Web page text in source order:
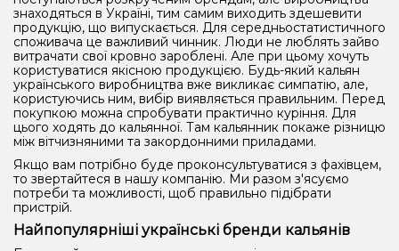
знаходяться в Україні, тим самим виходить здешевити
продукцію, що випускається. Для середньостатистичного
споживача це важливий чинник. Люди не люблять зайво
витрачати свої кровно зароблені. Але при цьому хочуть
користуватися якісною продукцією. Будь-який кальян
українського виробництва вже викликає симпатію, але,
користуючись ним, вибір виявляється правильним. Перед
покупкою можна спробувати практично куріння. Для
цього ходять до кальянної. Там кальянник покаже різницю
між вітчизняними та закордонними приладами.
Якщо вам потрібно буде проконсультуватися з фахівцем,
то звертайтеся в нашу компанію. Ми разом з'ясуємо
потреби та можливості, щоб правильно підібрати
пристрій.
Найпопулярніші українські бренди кальянів